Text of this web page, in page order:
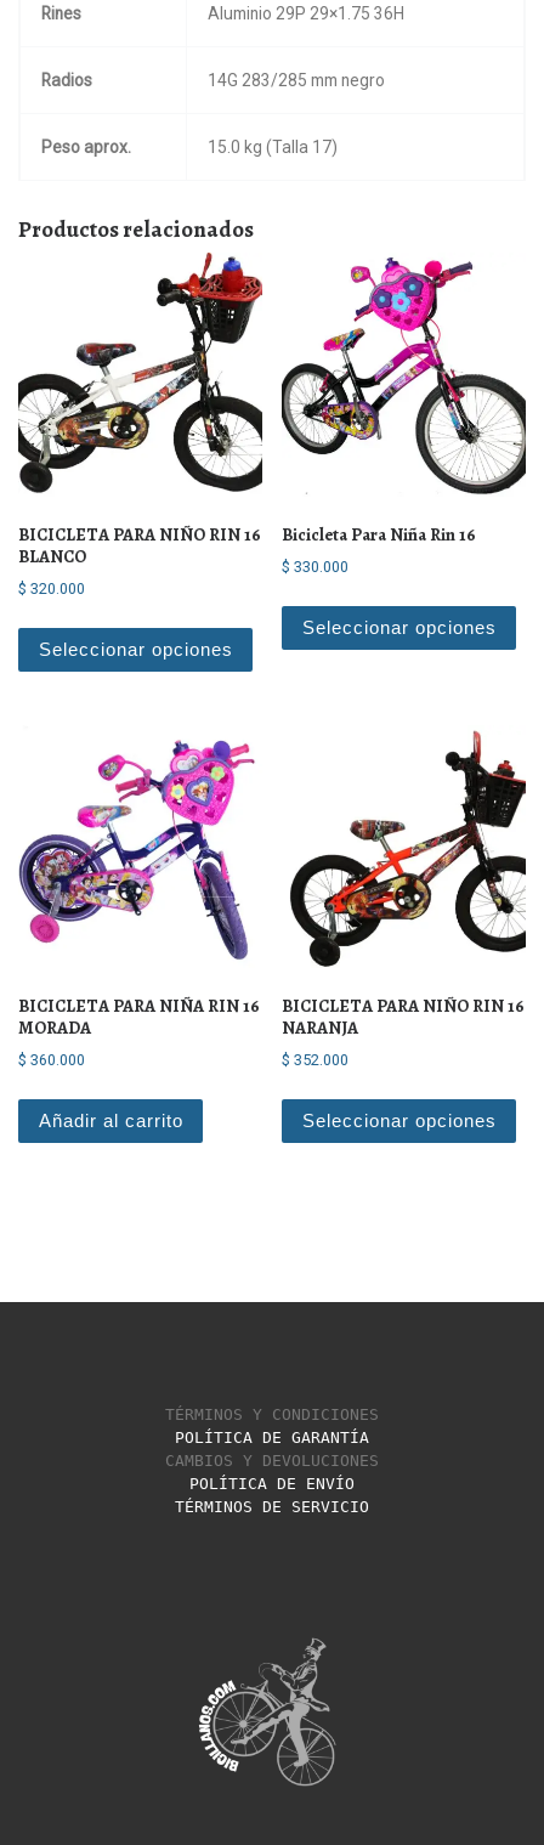
Rines Aluminio 29P 29×1.75 36H
Radios 14G 283/285 mm negro
Peso aprox. 15.0 kg (Talla 17)
Productos relacionados
BICICLETA PARA NIÑO RIN 16
BLANCO
$ 320.000
Seleccionar opciones
Este producto tiene múltiples
Bicicleta Para Niña Rin 16
$ 330.000
Seleccionar opciones
BICICLETA PARA NIÑA RIN 16
MORADA
$ 360.000
Añadir al carrito
BICICLETA PARA NIÑO RIN 16
NARANJA
$ 352.000
Seleccionar opciones
TÉRMINOS Y CONDICIONES
POLÍTICA DE GARANTÍA
CAMBIOS Y DEVOLUCIONES
POLÍTICA DE ENVÍO
TÉRMINOS DE SERVICIO